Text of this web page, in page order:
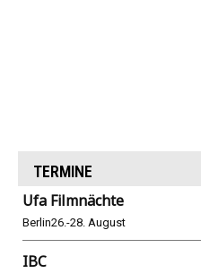
TERMINE
Ufa Filmnächte
Berlin26.-28. August
IBC